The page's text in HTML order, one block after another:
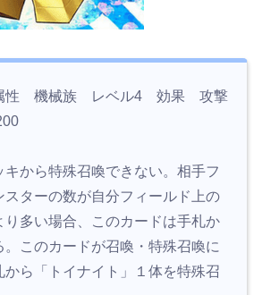
性 機械族 レベル4 効果 攻撃
キから特殊召喚できない。相手フ
スターの数が自分フィールド上の
り多い場合、このカードは手札か
。このカードが召喚・特殊召喚に
から「トイナイト」１体を特殊召